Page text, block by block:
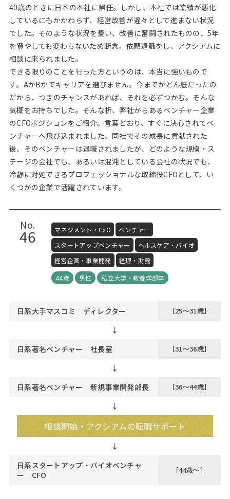
40歳のときに日本の本社に帰任。しかし、本社では業績が悪化
しているにもかかわらず、経営改善が遅々として進まない状況
でした。そのような状況を憂い、改善に奮闘されたものの、5年
を費やしても変わらないため断念。依願退職をし、アクシアムに
相談に来られました。
できる限りのことを行った方というのは、本当に強いもので
す。AかBかでキャリアを選びません。今までがどん底だったの
だから、つぎのチャンスがあれば、それを必ずつかむ。そんな
気概をお持ちでした。そんな折、弊社からあるベンチャー企業
のCFOポジションをご紹介。言葉どおり、すぐに決心されてベ
ンチャーへ飛び込まれました。同社でその成長に貢献された
後、そのベンチャーは退職されましたが、どのような規模・ス
テージの会社でも、あるいは混沌としている会社の状況でも、
冷静に対処できるプロフェッショナルな取締役CFOとして、い
くつかの企業で活躍されています。
No.
46 マネジメント・CxO
ベンチャー
スタートアップベンチャー
ヘルスケア・バイオ
経営企画・事業開発
経理・財務
44歳
男性 私立大学・教養学部卒
日系大手マスコミ ディレクター ［25～31歳］
↓
日系著名ベンチャー 社長室
［31～36歳］
↓
日系著名ベンチャー 新規事業開発部長
［36～44歳］
↓
相談開始・アクシアムの転職サポート
日系スタートアップ・バイオベンチャ
ー CFO
［44歳～］